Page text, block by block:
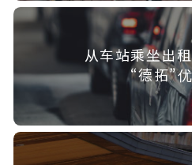
从车站乘坐出
“德拓”